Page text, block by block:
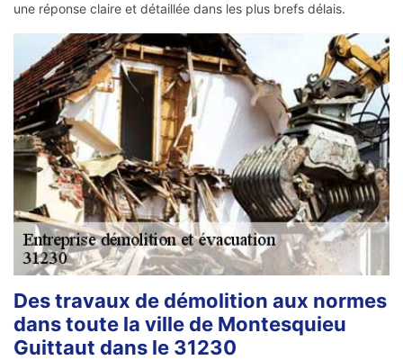
une réponse claire et détaillée dans les plus brefs délais.
Des travaux de démolition aux normes
dans toute la ville de Montesquieu
Guittaut dans le 31230